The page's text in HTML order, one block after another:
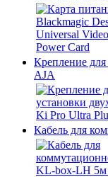
Крепление
AJA
Кабель для